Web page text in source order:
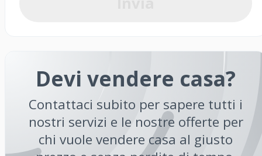
Devi vendere casa?
Contattaci subito per sapere tutti i
nostri servizi e le nostre offerte per
chi vuole vendere casa al giusto